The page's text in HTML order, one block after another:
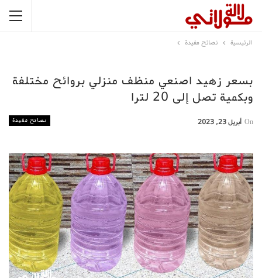
الرئيسية نصائح مفيدة
بسعر زهيد اصنعي منظف منزلي بروائح مختلفة
وبكمية تصل إلى 20 لترا
نصائح مفيدة On أبريل 23, 2023